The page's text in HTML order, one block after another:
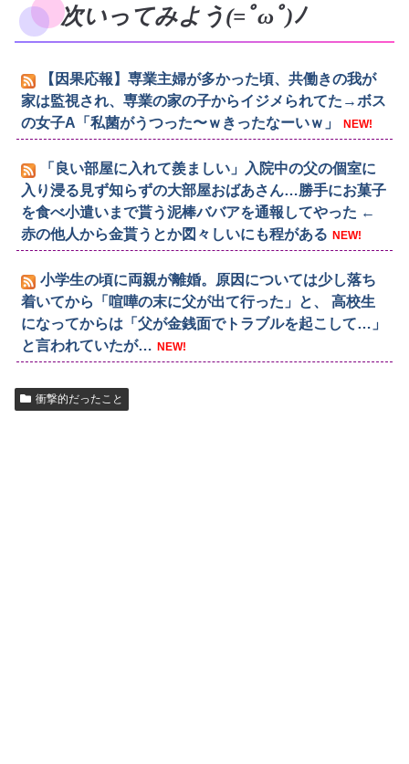
次いってみよう(=ﾟωﾟ)ﾉ
【因果応報】専業主婦が多かった頃、共働きの我が
家は監視され、専業の家の子からイジメられてた→ボス
の女子A「私菌がうつった〜ｗきったなーいｗ」
NEW!
「良い部屋に入れて羨ましい」入院中の父の個室に
入り浸る見ず知らずの大部屋おばあさん…勝手にお菓子
を食べ小遣いまで貰う泥棒ババアを通報してやった ←
赤の他人から金貰うとか図々しいにも程がある NEW!
小学生の頃に両親が離婚。原因については少し落ち
着いてから「喧嘩の末に父が出て行った」と、 高校生
になってからは「父が金銭面でトラブルを起こして…」
と言われていたが… NEW!
衝撃的だったこと